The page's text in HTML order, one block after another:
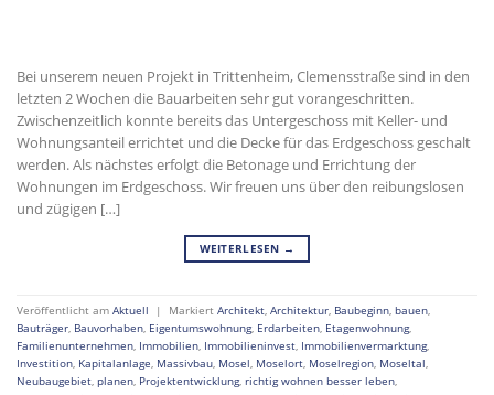
Bei unserem neuen Projekt in Trittenheim, Clemensstraße sind in den
letzten 2 Wochen die Bauarbeiten sehr gut vorangeschritten.
Zwischenzeitlich konnte bereits das Untergeschoss mit Keller- und
Wohnungsanteil errichtet und die Decke für das Erdgeschoss geschalt
werden. Als nächstes erfolgt die Betonage und Errichtung der
Wohnungen im Erdgeschoss. Wir freuen uns über den reibungslosen
und zügigen […]
WEITERLESEN →
Veröffentlicht am Aktuell | Markiert Architekt, Architektur, Baubeginn, bauen,
Bauträger, Bauvorhaben, Eigentumswohnung, Erdarbeiten, Etagenwohnung,
Familienunternehmen, Immobilien, Immobilieninvest, Immobilienvermarktung,
Investition, Kapitalanlage, Massivbau, Mosel, Moselort, Moselregion, Moseltal,
Neubaugebiet, planen, Projektentwicklung, richtig wohnen besser leben,